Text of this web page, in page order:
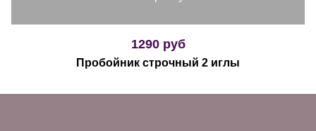
1290 руб
Пробойник строчный 2 иглы